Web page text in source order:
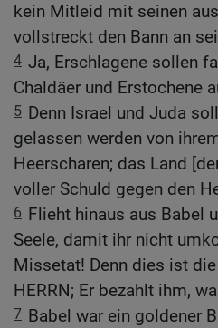
kein Mitleid mit seinen
vollstreckt den Bann an
4 Ja, Erschlagene sollen
Chaldäer und Erstochene
5 Denn Israel und Juda
gelassen werden von
Heerscharen; das Land
voller Schuld gegen den
6 Flieht hinaus aus Babel
Seele, damit ihr nicht
Missetat! Denn dies ist
HERRN; Er bezahlt ihm,
7 Babel war ein goldener